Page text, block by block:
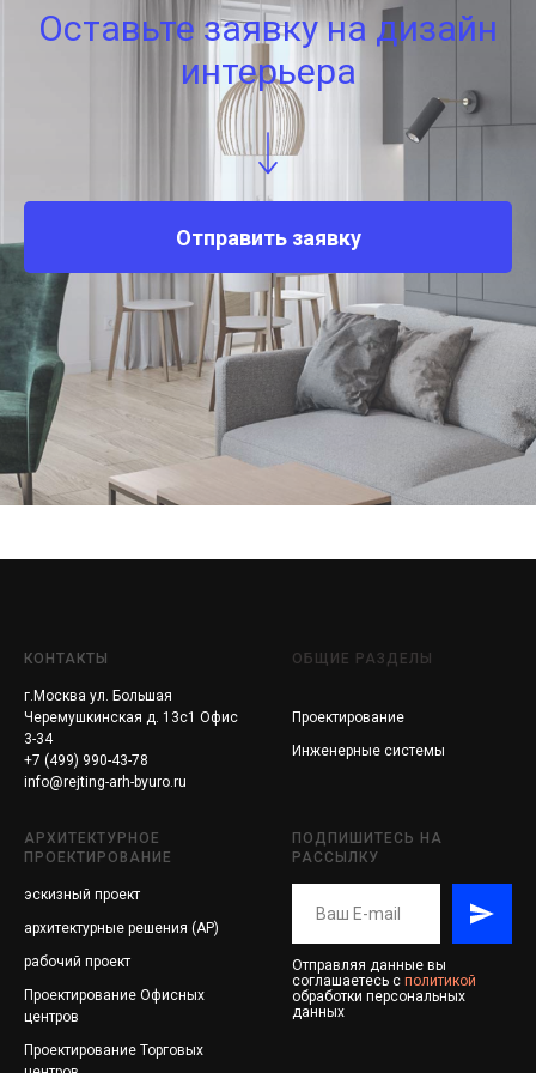
Оставьте заявку на дизайн
интерьера
Отправить заявку
КОНТАКТЫ
г.Москва ул. Большая
Черемушкинская д. 13с1 Офис
3-34
+7 (499) 990-43-78
info@rejting-arh-byuro.ru
ОБЩИЕ РАЗДЕЛЫ
Проектирование
Инженерные системы
АРХИТЕКТУРНОЕ
ПРОЕКТИРОВАНИЕ
эскизный проект
архитектурные решения (АР)
рабочий проект
Проектирование Офисных
центров
Проектирование Торговых
ПОДПИШИТЕСЬ НА
РАССЫЛКУ
Отправляя данные вы
соглашаетесь с политикой
обработки персональных
данных